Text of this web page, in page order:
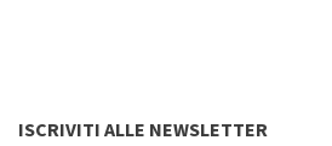
ISCRIVITI ALLE NEWSLETTER